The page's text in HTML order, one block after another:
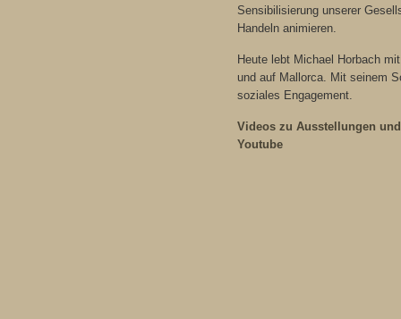
Sensibilisierung unserer
Handeln animieren.
Heute lebt Michael Horbach
und auf Mallorca. Mit seinem
soziales Engagement.
Videos zu Ausstellungen
Youtube